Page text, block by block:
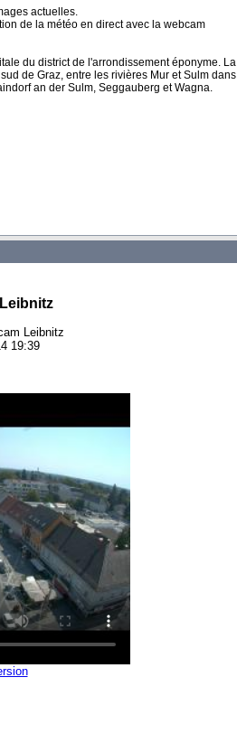
actuelles.
de la météo en direct avec la webcam
du district de l'arrondissement éponyme. La
de Graz, entre les rivières Mur et Sulm dans
an der Sulm, Seggauberg et Wagna.
Leibnitz
19:39